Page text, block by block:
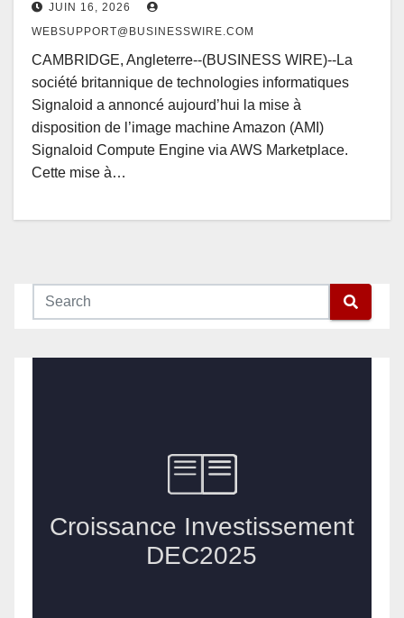
JUIN 16, 2026
WEBSUPPORT@BUSINESSWIRE.COM
CAMBRIDGE, Angleterre--(BUSINESS WIRE)--La
société britannique de technologies informatiques
Signaloid a annoncé aujourd’hui la mise à
disposition de l’image machine Amazon (AMI)
Signaloid Compute Engine via AWS Marketplace.
Cette mise à…